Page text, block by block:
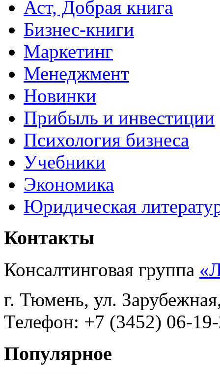
Аст, Добрая книга
Бизнес-книги
Маркетинг
Менеджмент
Новинки
Прибыль и инвестиции
Психология бизнеса
Учебники
Экономика
Юридическая
Контакты
Консалтинговая группа
г. Тюмень, ул.
Телефон: +7 (3452) 06-
Популярное